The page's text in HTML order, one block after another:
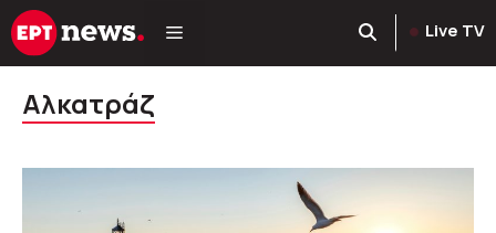
Μετάβαση
σε
Live TV
Αλκατράζ